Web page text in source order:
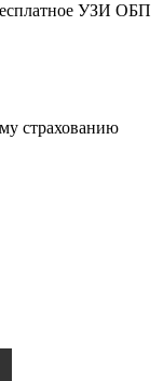
УЗИ ОБП
страхованию